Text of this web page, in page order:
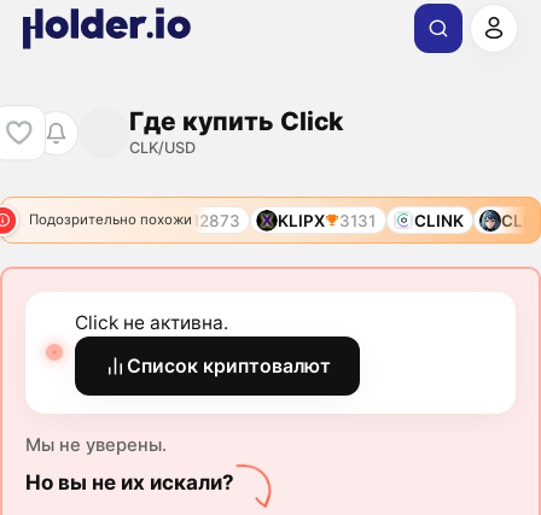
Где купить Click
CLK/USD
Подозрительно похожи
6985 CMD 12873 KLIPX 3131 CLINK
Click не активна.
Список криптовалют
Мы не уверены.
Но вы не их искали?